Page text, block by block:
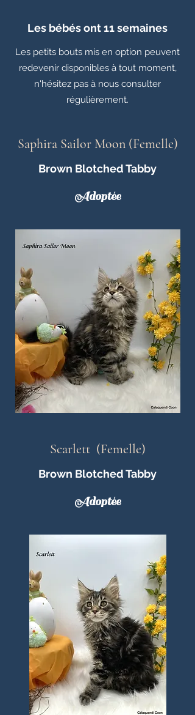
Les bébés ont 11 semaines
Les petits bouts mis en option peuvent
redevenir disponibles à tout moment,
n'hésitez pas à nous consulter
régulièrement.
Saphira Sailor Moon (Femelle)
Brown Blotched Tabby
Adoptée
Scarlett (Femelle)
Brown Blotched Tabby
Adoptée